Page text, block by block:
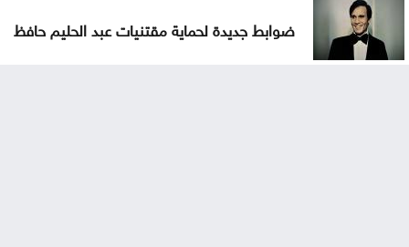
ضوابط جديدة لحماية مقتنيات عبد الحليم حافظ